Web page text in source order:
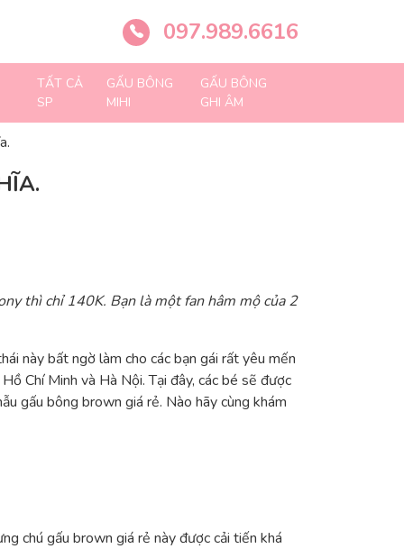
097.989.6616
TẤT CẢ
SP
GẤU BÔNG
MIHI
GẤU BÔNG
GHI ÂM
thì chỉ 140K. Bạn là một fan hâm mộ của 2
này bất ngờ làm cho các bạn gái rất yêu mến
Chí Minh và Hà Nội. Tại đây, các bé sẽ được
gấu bông brown giá rẻ. Nào hãy cùng khám
chú gấu brown giá rẻ này được cải tiến khá